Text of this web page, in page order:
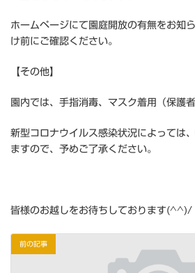
ホームページにて園庭開放の有無をお知
け前にご確認ください。
【その他】
園内では、手指消毒、マスク着用（保護
新型コロナウイルス感染状況によっては
ますので、予めご了承ください。
皆様のお越しをお待ちしております(^^)/
前の記事